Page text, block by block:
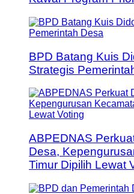
BPD Batang Kuis
Strategis
ABPEDNAS
Desa,
Timur Dipilih Lewat